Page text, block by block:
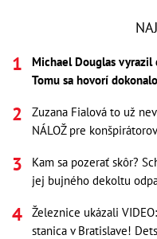
Michael Douglas vyrazil
Tomu sa hovorí
Zuzana Fialová to už
NÁLOŽ pre
Kam sa pozerať skôr?
jej bujného dekoltu
Železnice ukázali
stanica v Bratislave!